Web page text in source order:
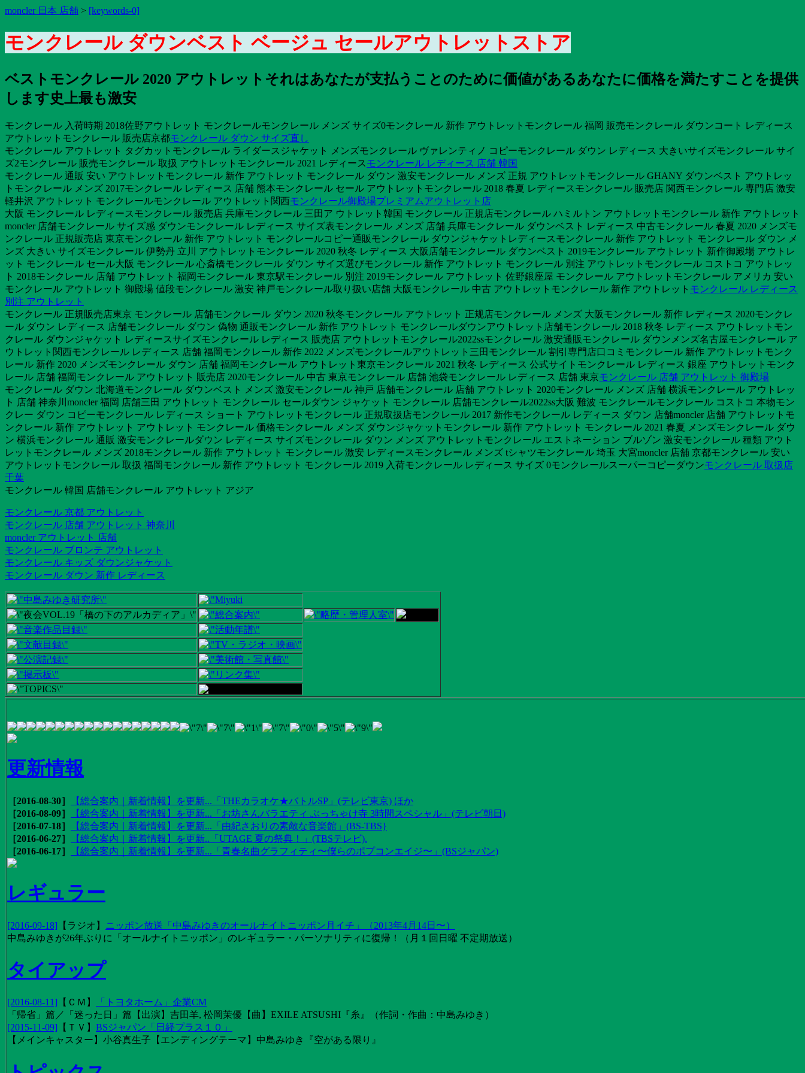
moncler 日本 店舗 > [keywords-0]
モンクレール ダウンベスト ベージュ セールアウトレットストア
ベストモンクレール 2020 アウトレットそれはあなたが支払うことのために価値があるあなたに価格を満たすことを提供
します史上最も激安
モンクレール 入荷時期 2018佐野アウトレット モンクレールモンクレール メンズ サイズ0モンクレール 新作 アウトレットモンクレール 福岡 販売モンクレール ダウンコート レディース
アウトレットモンクレール 販売店京都モンクレール ダウン サイズ直し
モンクレール アウトレット タグカットモンクレール ライダースジャケット メンズモンクレール ヴァレンティノ コピーモンクレール ダウン レディース 大きいサイズモンクレール サイ
ズ2モンクレール 販売モンクレール 取扱 アウトレットモンクレール 2021 レディース モンクレール レディース 店舗 韓国
モンクレール 通販 安い アウトレットモンクレール 新作 アウトレット モンクレール ダウン 激安モンクレール メンズ 正規 アウトレットモンクレール GHANY ダウンベスト アウトレッ
トモンクレール メンズ 2017モンクレール レディース 店舗 熊本モンクレール セール アウトレットモンクレール 2018 春夏 レディースモンクレール 販売店 関西モンクレール 専門店 激安
軽井沢 アウトレット モンクレールモンクレール アウトレット関西モンクレール御殿場プレミアムアウトレット店
大阪 モンクレール レディースモンクレール 販売店 兵庫モンクレール 三田ア ウトレット韓国 モンクレール 正規店モンクレール ハミルトン アウトレットモンクレール 新作 アウトレット
moncler 店舗モンクレール サイズ感 ダウンモンクレール レディース サイズ表モンクレール メンズ 店舗 兵庫モンクレール ダウンベスト レディース 中古モンクレール 春夏 2020 メンズモ
ンクレール 正規販売店 東京モンクレール 新作 アウトレット モンクレールコピー通販モンクレール ダウンジャケットレディースモンクレール 新作 アウトレット モンクレール ダウン メ
ンズ 大きい サイズモンクレール 伊勢丹 立川 アウトレットモンクレール 2020 秋冬 レディース 大阪店舗モンクレール ダウンベスト 2019モンクレール アウトレット 新作御殿場 アウトレ
ット モンクレール セール大阪 モンクレール 心斎橋モンクレール ダウン サイズ選びモンクレール 新作 アウトレット モンクレール 別注 アウトレットモンクレール コストコ アウトレッ
ト 2018モンクレール 店舗 アウトレット 福岡モンクレール 東京駅モンクレール 別注 2019モンクレール アウトレット 佐野銀座屋 モンクレール アウトレットモンクレール アメリカ 安い
モンクレール アウトレット 御殿場 値段モンクレール 激安 神戸モンクレール取り扱い店舗 大阪モンクレール 中古 アウトレットモンクレール 新作 アウトレット モンクレール レディース
別注 アウトレット
モンクレール 正規販売店東京 モンクレール 店舗モンクレール ダウン 2020 秋冬モンクレール アウトレット 正规店モンクレール メンズ 大阪モンクレール 新作 レディース 2020モンクレ
ール ダウン レディース 店舗モンクレール ダウン 偽物 通販モンクレール 新作 アウトレット モンクレールダウンアウトレット店舗モンクレール 2018 秋冬 レディース アウトレットモン
クレール ダウンジャケット レディースサイズモンクレール レディース 販売店 アウトレットモンクレール2022ssモンクレール 激安通販モンクレール ダウンメンズ名古屋モンクレール ア
ウトレット関西モンクレール レディース 店舗 福岡モンクレール 新作 2022 メンズモンクレールアウトレット三田モンクレール 割引専門店口コミモンクレール 新作 アウトレットモンク
レール 新作 2020 メンズモンクレール ダウン 店舗 福岡モンクレール アウトレット東京モンクレール 2021 秋冬 レディース 公式サイトモンクレール レディース 銀座 アウトレットモンク
レール 店舗 福岡モンクレール アウトレット 販売店 2020モンクレール 中古 東京モンクレール 店舗 池袋モンクレール レディース 店舗 東京モンクレール 店舗 アウトレット 御殿場
モンクレール ダウン 北海道モンクレール ダウンベスト メンズ 激安モンクレール 神戸 店舗モンクレール 店舗 アウトレット 2020モンクレール メンズ 店舗 横浜モンクレール アウトレッ
ト 店舗 神奈川moncler 福岡 店舗三田 アウトレット モンクレール セールダウン ジャケット モンクレール 店舗モンクレール2022ss大阪 難波 モンクレールモンクレール コストコ 本物モン
クレー ダウン コピーモンクレール レディース ショート アウトレットモンクレール 正規取扱店モンクレール 2017 新作モンクレール レディース ダウン 店舗moncler 店舗 アウトレットモ
ンクレール 新作 アウトレット アウトレット モンクレール 価格モンクレール メンズ ダウンジャケットモンクレール 新作 アウトレット モンクレール 2021 春夏 メンズモンクレール ダウ
ン 横浜モンクレール 通販 激安モンクレールダウン レディース サイズモンクレール ダウン メンズ アウトレットモンクレール エストネーション ブルゾン 激安モンクレール 種類 アウト
レットモンクレール メンズ 2018モンクレール 新作 アウトレット モンクレール 激安 レディースモンクレール メンズ tシャツモンクレール 埼玉 大宮moncler 店舗 京都モンクレール 安い
アウトレットモンクレール 取扱 福岡モンクレール 新作 アウトレット モンクレール 2019 入荷モンクレール レディース サイズ 0モンクレールスーパーコピーダウンモンクレール 取扱店
千葉
モンクレール 韓国 店舗モンクレール アウトレット アジア
モンクレール 京都 アウトレット
モンクレール 店舗 アウトレット 神奈川
moncler アウトレット 店舗
モンクレール ブロンテ アウトレット
モンクレール キッズ ダウンジャケット
モンクレール ダウン 新作 レディース
更新情報
［2016-08-30］
【総合案内｜新着情報】を更新...「THEカラオケ★バトルSP」(テレビ東京) ほか
［2016-08-09］
【総合案内｜新着情報】を更新...「お坊さんバラエティ ぶっちゃけ寺 3時間スペシャル」(テレビ朝日)
［2016-07-18］
【総合案内｜新着情報】を更新...「由紀さおりの素敵な音楽館」(BS-TBS}
［2016-06-27］
【総合案内｜新着情報】を更新..「UTAGE 夏の祭典！」(TBSテレビ).
［2016-06-17］
【総合案内｜新着情報】を更新...「青春名曲グラフィティ〜僕らのポプコンエイジ〜」(BSジャパン)
レギュラー
[2016-09-18] 【 ラジオ 】 ニッポン放送「中島みゆきのオールナイトニッポン月イチ」（2013年4月14日〜）
中島みゆきが26年ぶりに「オールナイトニッポン」のレギュラー・パーソナリティに復帰！（月１回日曜 不定期放送）
タイアップ
[2016-08-11] 【 ＣＭ 】
「トヨタホーム」企業CM
「帰省」篇／「迷った日」篇【出演】吉田羊, 松岡茉優【曲】EXILE ATSUSHI『糸』（作詞・作曲：中島みゆき）
[2015-11-09] 【 ＴＶ 】 BSジャパン「日経プラス１０」
【メインキャスター】小谷真生子【エンディングテーマ】中島みゆき『空がある限り』